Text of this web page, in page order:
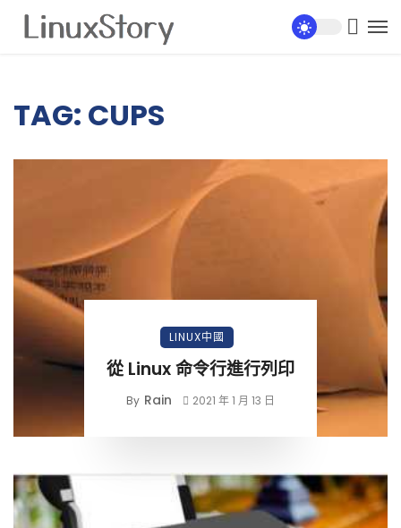
TAG: CUPS
LINUX中國
從 Linux 命令行進行列印
By Rain 2021 年 1 月 13 日